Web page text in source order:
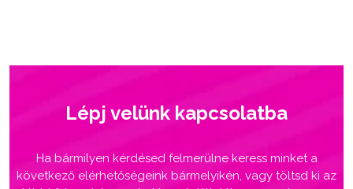
Lépj velünk kapcsolatba
Ha bármilyen kérdésed felmerülne keress minket a
következő elérhetőségeink bármelyikén, vagy töltsd ki az